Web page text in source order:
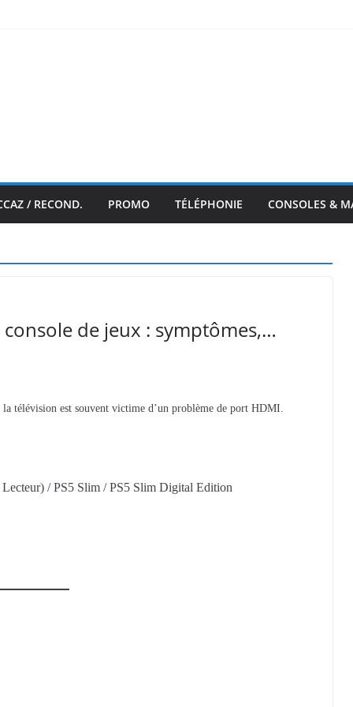
/ RECOND. PROMO TÉLÉPHONIE CONSOLES &
de jeux : symptômes,…
télévision est souvent victime d’un problème de port HDMI.
/ PS5 Slim / PS5 Slim Digital Edition